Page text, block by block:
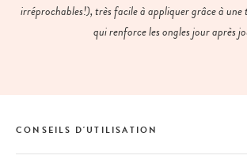
irréprochables!), très facile à appliquer grâce à
qui renforce les ongles jour après
CONSEILS D'UTILISATION